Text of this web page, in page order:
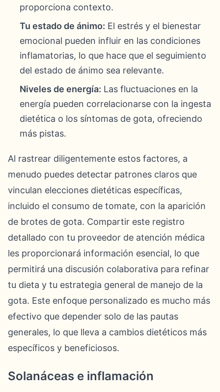
proporciona contexto.
Tu estado de ánimo: El estrés y el bienestar
emocional pueden influir en las condiciones
inflamatorias, lo que hace que el seguimiento
del estado de ánimo sea relevante.
Niveles de energía: Las fluctuaciones en la
energía pueden correlacionarse con la ingesta
dietética o los síntomas de gota, ofreciendo
más pistas.
Al rastrear diligentemente estos factores, a
menudo puedes detectar patrones claros que
vinculan elecciones dietéticas específicas,
incluido el consumo de tomate, con la aparición
de brotes de gota. Compartir este registro
detallado con tu proveedor de atención médica
les proporcionará información esencial, lo que
permitirá una discusión colaborativa para refinar
tu dieta y tu estrategia general de manejo de la
gota. Este enfoque personalizado es mucho más
efectivo que depender solo de las pautas
generales, lo que lleva a cambios dietéticos más
específicos y beneficiosos.
Solanáceas e inflamación